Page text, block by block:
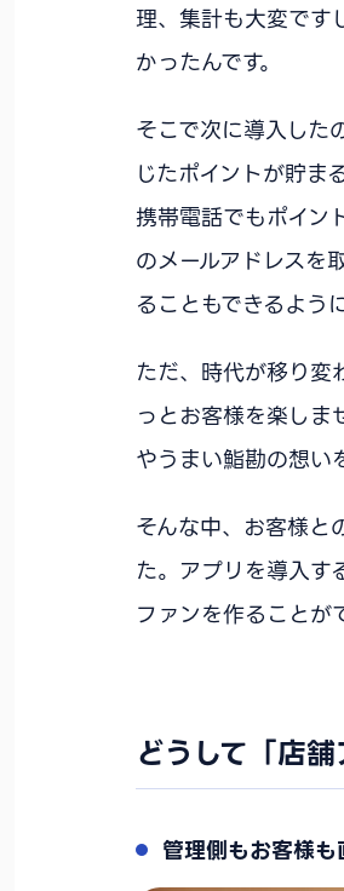
理、集計も大変です
かったんです。
そこで次に導入した
じたポイントが貯ま
携帯電話でもポイン
のメールアドレスを
ることもできるよう
ただ、時代が移り変
っとお客様を楽しま
やうまい鮨勘の想い
そんな中、お客様と
た。アプリを導入す
ファンを作ることが
どうして「店
管理側もお客様